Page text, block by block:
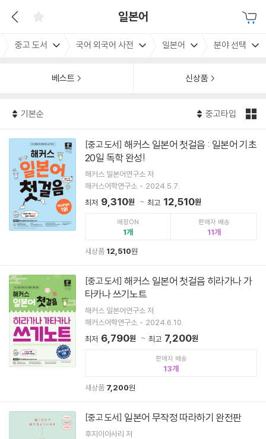
일본어
중고 도서 국어 외국어 사전 일본어 분야 선택
베스트 신상품
기본순 중고타입
[중고 도서] 해커스 일본어 첫걸음 : 일본어 기초
20일 독학 완성!
해커스 일본어연구소 저
해커스어학연구소
2024.5.7.
최저 9,310원 최고 12,510원
매장ON
1
판매자 배송
11
새상품 12,510원
[중고 도서] 해커스 일본어 첫걸음 히라가나 가
타카나 쓰기노트
해커스 일본어연구소 저
해커스어학연구소
2024.6.10.
최저 6,790원 최고 7,200원
판매자 배송
13
새상품 7,200원
[중고 도서] 일본어 무작정 따라하기 완전판
후지이아사리 저